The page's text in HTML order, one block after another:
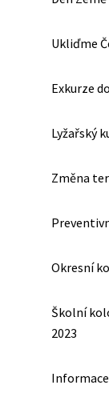
Ukliďme
Exkurze
Lyžařský
Změna
Okresní
Školní
2023